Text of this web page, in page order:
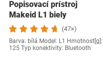
Popisovací prístroj
Makeid L1 biely
(47×)
Barva: bílá Model: L1 Hmotnost[g]:
‎125 Typ konektivity: ‎Bluetooth